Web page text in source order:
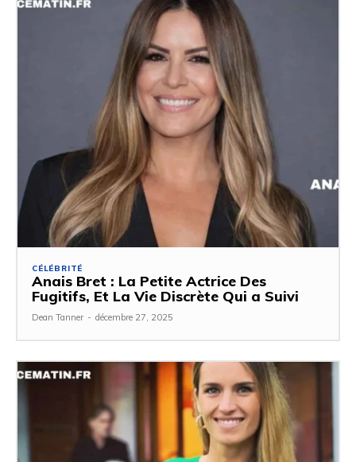
CÉLÉBRITÉ
Anais Bret : La Petite Actrice Des
Fugitifs, Et La Vie Discrète Qui a Suivi
Dean Tanner - décembre 27, 2025